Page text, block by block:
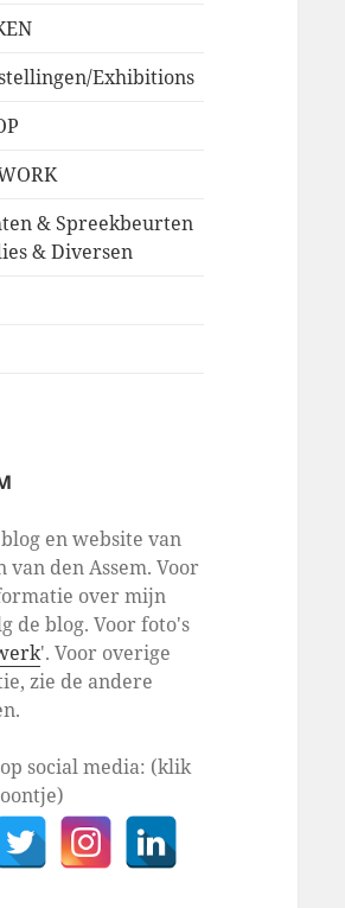
Exhibitions
& Spreekbeurten
& Diversen
en website van
den Assem. Voor
over mijn
de blog. Voor foto's
'. Voor overige
zie de andere
social media: (klik